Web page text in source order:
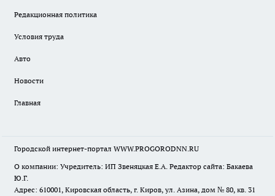
Редакционная политика
Условия труда
Авто
Новости
Главная
Городской интернет-портал WWW.PROGORODNN.RU
О компании: Учредитель: ИП Звеняцкая Е.А. Редактор сайта: Бакаева
Ю.Г.
Адрес: 610001, Кировская область, г. Киров, ул. Азина, дом № 80, кв. 31